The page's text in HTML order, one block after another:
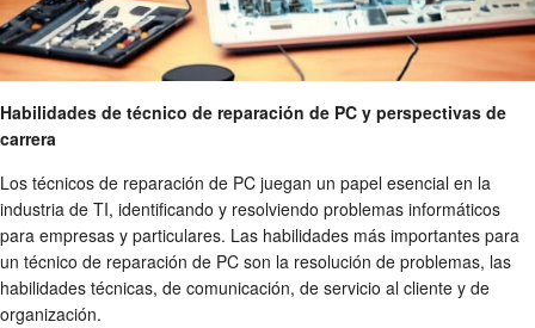
Habilidades de técnico de reparación de PC y perspectivas de
carrera
Los técnicos de reparación de PC juegan un papel esencial en la
industria de TI, identificando y resolviendo problemas informáticos
para empresas y particulares. Las habilidades más importantes para
un técnico de reparación de PC son la resolución de problemas, las
habilidades técnicas, de comunicación, de servicio al cliente y de
organización.